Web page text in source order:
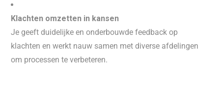
Klachten omzetten in kansen
Je geeft duidelijke en onderbouwde feedback op
klachten en werkt nauw samen met diverse afdelingen
om processen te verbeteren.